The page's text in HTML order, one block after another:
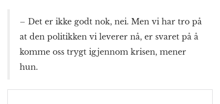
– Det er ikke godt nok, nei. Men vi har tro på
at den politikken vi leverer nå, er svaret på å
komme oss trygt igjennom krisen, mener
hun.